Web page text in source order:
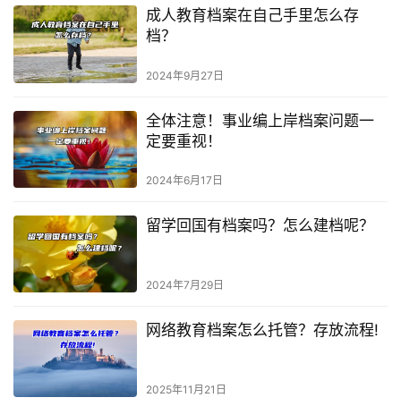
成人教育档案在自己手里怎么存
档？
2024年9月27日
全体注意！事业编上岸档案问题一
定要重视！
2024年6月17日
留学回国有档案吗？怎么建档呢？
2024年7月29日
网络教育档案怎么托管？存放流程!
2025年11月21日